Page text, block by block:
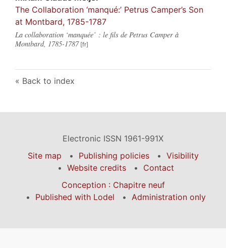
The Collaboration ‘manqué:’ Petrus Camper’s Son
at Montbard, 1785-1787
La collaboration ‘manquée’ : le fils de Petrus Camper à
Montbard, 1785-1787
Back to index
Electronic ISSN 1961-991X
Site map
Publishing policies
Visibility
Website credits
Contact
Conception : Chapitre neuf
Published with Lodel
Administration only